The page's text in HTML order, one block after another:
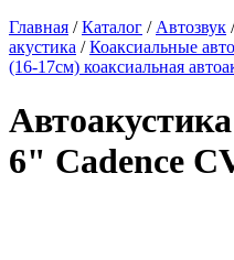
Главная /Каталог / Автозвук
акустика /Коаксиальные
(16-17см) коаксиальная
6" Cadence